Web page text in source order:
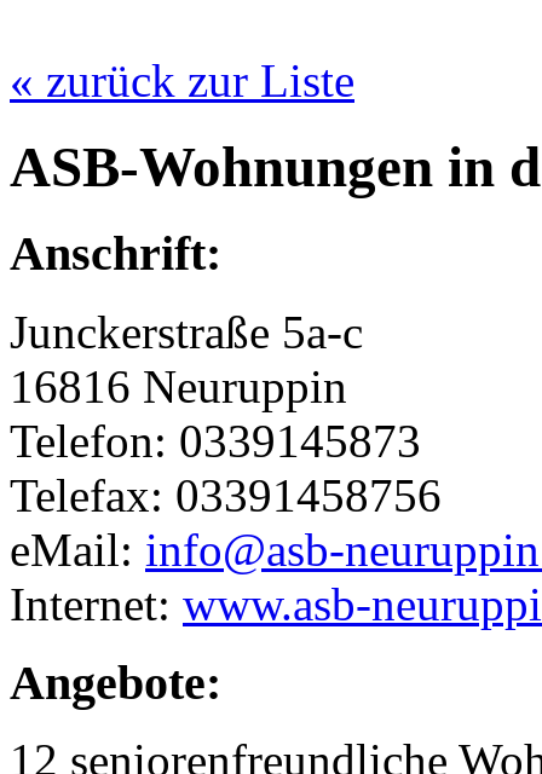
« zurück zur Liste
ASB-Wohnungen in
Anschrift:
Junckerstraße 5a-c
16816 Neuruppin
Telefon: 0339145873
Telefax: 03391458756
eMail: info@asb-
Internet: www.asb-
Angebote:
12 seniorenfreundliche